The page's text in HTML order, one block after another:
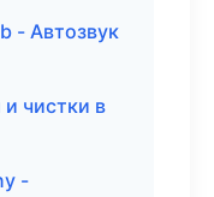
- Автозвук
чистки в
-